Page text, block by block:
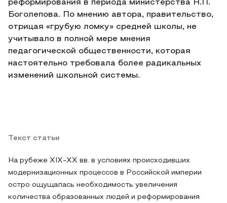
реформирования в периода министерства Н.П.
Боголепова. По мнению автора, правительство,
отрицая «грубую ломку» средней школы, не
учитывало в полной мере мнения
педагогической общественности, которая
настоятельно требовала более радикальных
изменений школьной системы.
Текст статьи
На рубеже XIX-XX вв. в условиях происходивших
модернизационных процессов в Российской империи
остро ощущалась необходимость увеличения
количества образованных людей и реформирования